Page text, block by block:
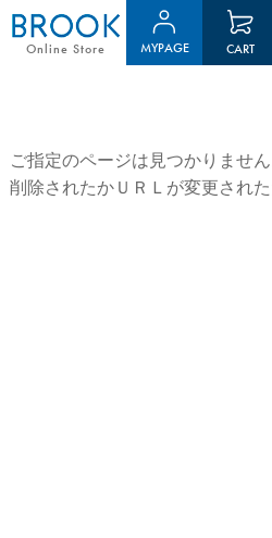
Online Store MYPAGE CART
ご指定のページは見つかりません
削除されたかＵＲＬが変更された